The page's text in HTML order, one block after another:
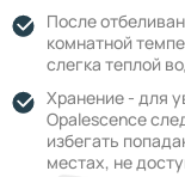
После
комнатной
слегка теплой
Хранение - для
Opalescence
избегать
местах, не